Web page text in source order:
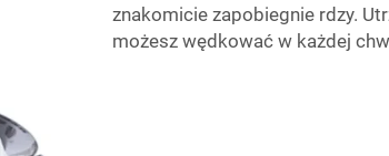
znakomicie zapobiegnie rdzy.
możesz wędkować w każdej